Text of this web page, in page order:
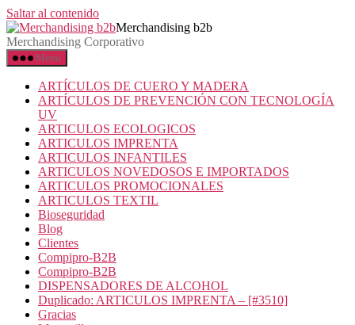
Saltar al contenido
Merchandising b2b
Merchandising Corporativo
Menú
ARTÍCULOS DE CUERO Y MADERA
ARTÍCULOS DE PREVENCIÓN CON TECNOLOGÍA
UV
ARTICULOS ECOLOGICOS
ARTICULOS IMPRENTA
ARTICULOS INFANTILES
ARTICULOS NOVEDOSOS E IMPORTADOS
ARTICULOS PROMOCIONALES
ARTICULOS TEXTIL
Bioseguridad
Blog
Clientes
Compipro-B2B
Compipro-B2B
DISPENSADORES DE ALCOHOL
Duplicado: ARTICULOS IMPRENTA – [#3510]
Gracias